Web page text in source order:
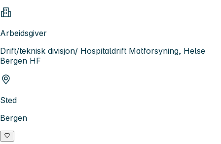
Arbeidsgiver
Drift/teknisk divisjon/ Hospitaldrift Matforsyning, Helse
Bergen HF
Sted
Bergen